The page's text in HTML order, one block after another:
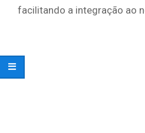
facilitando a integração ao